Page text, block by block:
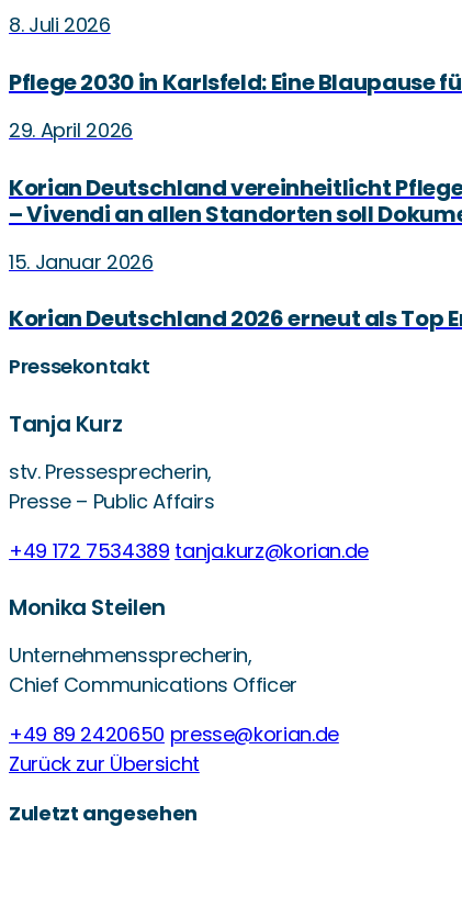
8. Juli 2026
Pflege 2030 in Karlsfeld: Eine Blaupause
29. April 2026
Korian Deutschland vereinheitlicht
– Vivendi an allen Standorten soll
15. Januar 2026
Korian Deutschland 2026 erneut als Top
Pressekontakt
Tanja Kurz
stv. Pressesprecherin,
Presse – Public Affairs
+49 172 7534389 tanja.kurz@korian.de
Monika Steilen
Unternehmenssprecherin,
Chief Communications Officer
+49 89 2420650 presse@korian.de
Zurück zur Übersicht
Zuletzt angesehen